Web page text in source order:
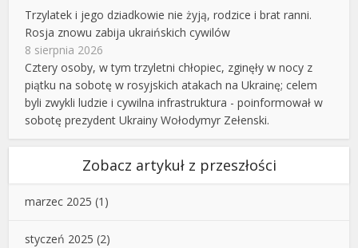
Trzylatek i jego dziadkowie nie żyją, rodzice i brat ranni.
Rosja znowu zabija ukraińskich cywilów
8 sierpnia 2026
Cztery osoby, w tym trzyletni chłopiec, zginęły w nocy z
piątku na sobotę w rosyjskich atakach na Ukrainę; celem
byli zwykli ludzie i cywilna infrastruktura - poinformował w
sobotę prezydent Ukrainy Wołodymyr Zełenski.
Zobacz artykuł z przeszłości
marzec 2025 (1)
styczeń 2025 (2)